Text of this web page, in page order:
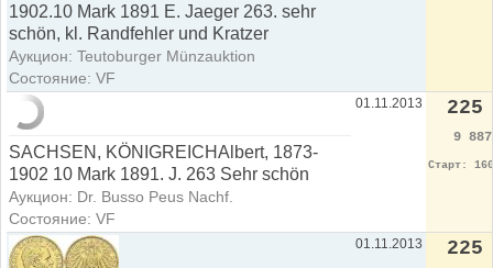
1902.10 Mark 1891 E. Jaeger 263. sehr
schön, kl. Randfehler und Kratzer
Аукцион: Teutoburger Münzauktion
Состояние: VF
SACHSEN, KÖNIGREICHAlbert, 1873-
1902 10 Mark 1891. J. 263 Sehr schön
Аукцион: Dr. Busso Peus Nachf.
Состояние: VF
01.11.2013 225
9
Старт:
01.11.2013 225